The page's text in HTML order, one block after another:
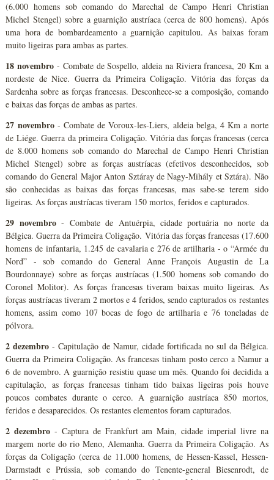
(6.000 homens sob comando do Marechal de Campo Henri Christian
Michel Stengel) sobre a guarnição austríaca (cerca de 800 homens). Após
uma hora de bombardeamento a guarnição capitulou. As baixas foram
muito ligeiras para ambas as partes.
18 novembro - Combate de Sospello, aldeia na Riviera francesa, 20 Km a
nordeste de Nice. Guerra da Primeira Coligação. Vitória das forças da
Sardenha sobre as forças francesas. Desconhece-se a composição, comando
e baixas das forças de ambas as partes.
27 novembro- Combate de Voroux-les-Liers, aldeia belga, 4 Km a norte
de Liége. Guerra da primeira Coligação. Vitória das forças francesas (cerca
de 8.000 homens sob comando do Marechal de Campo Henri Christian
Michel Stengel) sobre as forças austríacas (efetivos desconhecidos, sob
comando do General Major Anton Sztáray de Nagy-Mihály et Sztára). Não
são conhecidas as baixas das forças francesas, mas sabe-se terem sido
ligeiras. As forças austríacas tiveram 150 mortos, feridos e capturados.
29 novembro- Combate de Antuérpia, cidade portuária no norte da
Bélgica. Guerra da Primeira Coligação. Vitória das forças francesas (17.600
homens de infantaria, 1.245 de cavalaria e 276 de artilharia - o “Armée du
Nord” - sob comando do General Anne François Augustin de La
Bourdonnaye) sobre as forças austríacas (1.500 homens sob comando do
Coronel Molitor). As forças francesas tiveram baixas muito ligeiras. As
forças austríacas tiveram 2 mortos e 4 feridos, sendo capturados os restantes
homens, assim como 107 bocas de fogo de artilharia e 76 toneladas de
pólvora.
2 dezembro - Capitulação de Namur, cidade fortificada no sul da Bélgica.
Guerra da Primeira Coligação. As francesas tinham posto cerco a Namur a
6 de novembro. A guarnição resistiu quase um mês. Quando foi decidida a
capitulação, as forças francesas tinham tido baixas ligeiras pois houve
poucos combates durante o cerco. A guarnição austríaca 850 mortos,
feridos e desaparecidos. Os restantes elementos foram capturados.
2 dezembro - Captura de Frankfurt am Main, cidade imperial livre na
margem norte do rio Meno, Alemanha. Guerra da Primeira Coligação. As
forças da Coligação (cerca de 11.000 homens, de Hessen-Kassel, Hessen-
Darmstadt e Prússia, sob comando do Tenente-general Biesenrodt, de